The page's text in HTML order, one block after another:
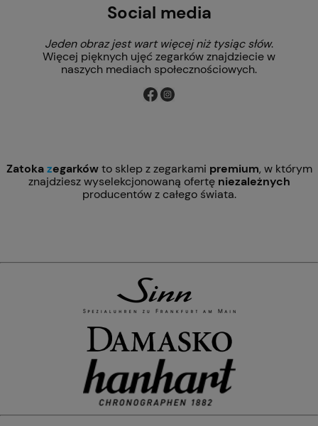
Social media
Jeden obraz jest wart więcej niż tysiąc słów.
Więcej pięknych ujęć zegarków znajdziecie w
naszych mediach społecznościowych.
Zatokazegarkówto sklep z zegarkami premium, w którym
znajdziesz wyselekcjonowaną ofertę niezależnych
producentów z całego świata.